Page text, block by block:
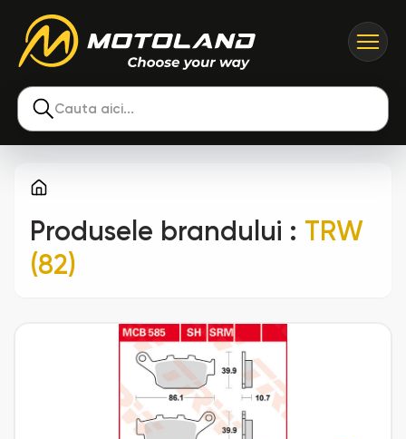
Cauta aici...
Produsele brandului : TRW
(82)